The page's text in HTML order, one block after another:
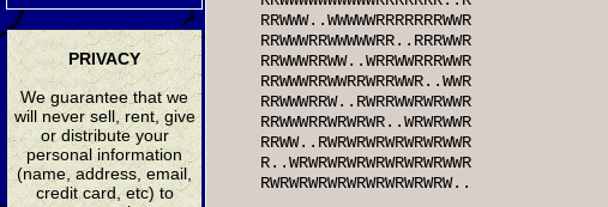
PRIVACY
We guarantee that we
will never sell, rent, give
or distribute your
personal information
(name, address, email,
credit card, etc) to
RRWWW..WWWWWRRRRRRRWWR
RRWWWRRWWWWWRR..RRRWWR
RRWWWRRWW..WRRWWRRRWWR
RRWWWRRWWRRWRRWWR..WWR
RRWWWRRW..RWRRWWRWRWWR
RRWWWRRWRWRWR..WRWRWWR
RRWW..RWRWRWRWRWRWRWWR
R..WRWRWRWRWRWRWRWRWWR
RWRWRWRWRWRWRWRWRWRW..